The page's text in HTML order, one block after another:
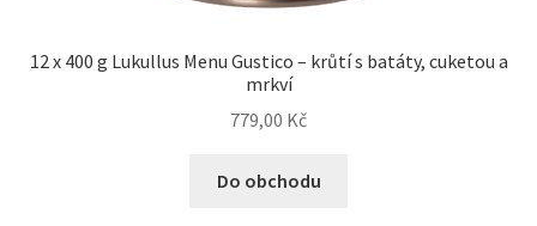
12 x 400 g Lukullus Menu Gustico – krůtí s batáty, cuketou a
mrkví
779,00 Kč
Do obchodu